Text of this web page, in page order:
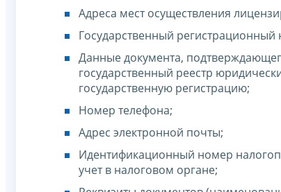
Адреса мест осуществления
Государственный
Данные документа,
государственный реестр
государственную регистрацию;
Номер телефона;
Адрес электронной почты;
Идентификационный номер
учет в налоговом органе;